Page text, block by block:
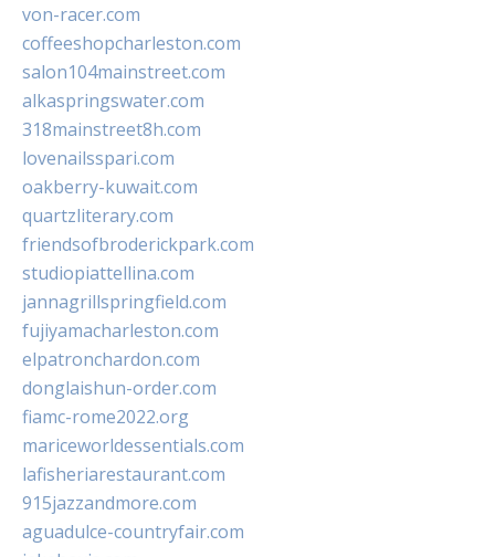
von-racer.com
coffeeshopcharleston.com
salon104mainstreet.com
alkaspringswater.com
318mainstreet8h.com
lovenailsspari.com
oakberry-kuwait.com
quartzliterary.com
friendsofbroderickpark.com
studiopiattellina.com
jannagrillspringfield.com
fujiyamacharleston.com
elpatronchardon.com
donglaishun-order.com
fiamc-rome2022.org
mariceworldessentials.com
lafisheriarestaurant.com
915jazzandmore.com
aguadulce-countryfair.com